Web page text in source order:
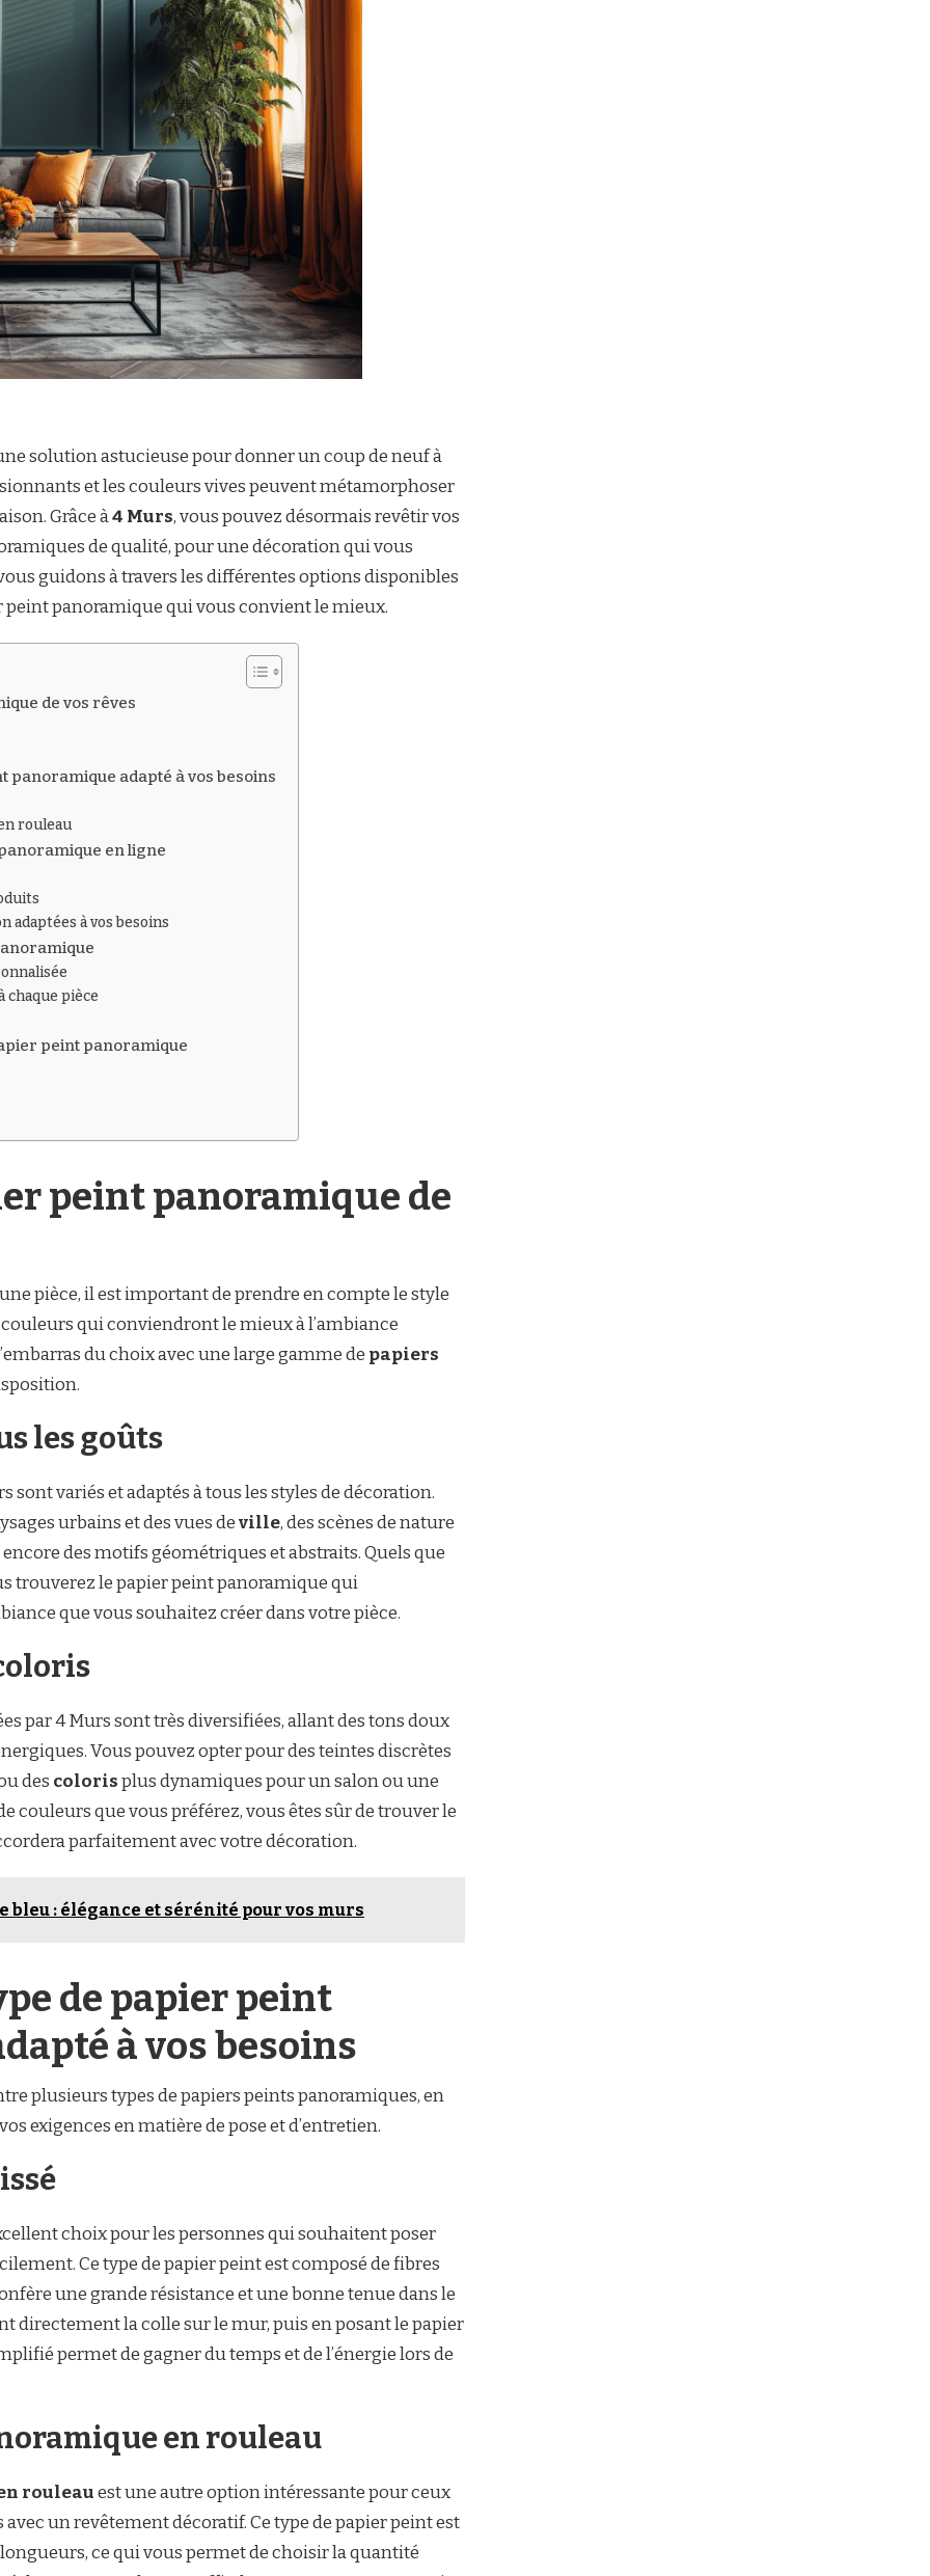
solution astucieuse pour donner un coup de neuf à
et les couleurs vives peuvent métamorphoser
Grâce à4 Murs, vous pouvez désormais revêtir vos
de qualité, pour une décoration qui vous
guidons à travers les différentes options disponibles
panoramique qui vous convient le mieux.
de vos rêves
panoramique adapté à vos besoins
rouleau
en ligne
adaptées à vos besoins
chaque pièce
peint panoramique
peint panoramique de
pièce, il est important de prendre en compte le style
qui conviendront le mieux à l’ambiance
du choix avec une large gamme de papiers
les goûts
sont variés et adaptés à tous les styles de décoration.
urbains et des vues deville, des scènes de nature
des motifs géométriques et abstraits. Quels que
trouverez le papier peint panoramique qui
que vous souhaitez créer dans votre pièce.
par 4 Murs sont très diversifiées, allant des tons doux
Vous pouvez opter pour des teintes discrètes
des colorisplus dynamiques pour un salon ou une
couleurs que vous préférez, vous êtes sûr de trouver le
parfaitement avec votre décoration.
: élégance et sérénité pour vos murs
de papier peint
à vos besoins
plusieurs types de papiers peints panoramiques, en
exigences en matière de pose et d’entretien.
choix pour les personnes qui souhaitent poser
Ce type de papier peint est composé de fibres
une grande résistance et une bonne tenue dans le
directement la colle sur le mur, puis en posant le papier
permet de gagner du temps et de l’énergie lors de
en rouleau
rouleauest une autre option intéressante pour ceux
un revêtement décoratif. Ce type de papier peint est
ce qui vous permet de choisir la quantité